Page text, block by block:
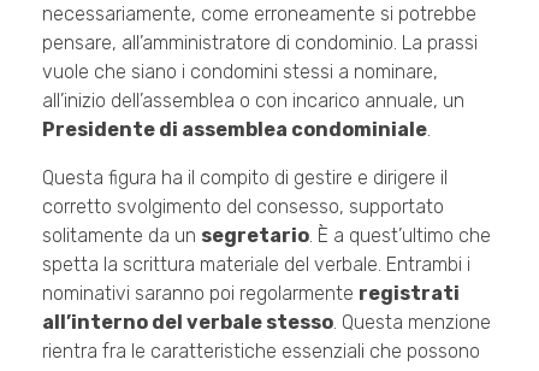
necessariamente, come erroneamente si potrebbe
pensare, all’amministratore di condominio. La prassi
vuole che siano i condomini stessi a nominare,
all’inizio dell’assemblea o con incarico annuale, un
Presidente di assemblea condominiale.
Questa figura ha il compito di gestire e dirigere il
corretto svolgimento del consesso, supportato
solitamente da un segretario. È a quest’ultimo che
spetta la scrittura materiale del verbale. Entrambi i
nominativi saranno poi regolarmente registrati
all’interno del verbale stesso. Questa menzione
rientra fra le caratteristiche essenziali che possono